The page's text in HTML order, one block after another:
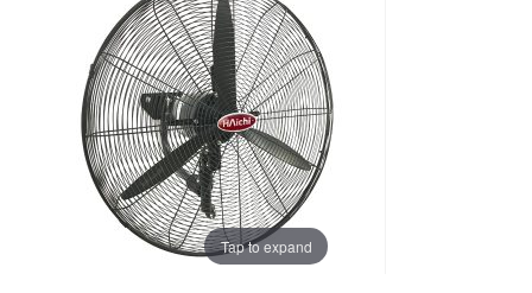
Tap to expand